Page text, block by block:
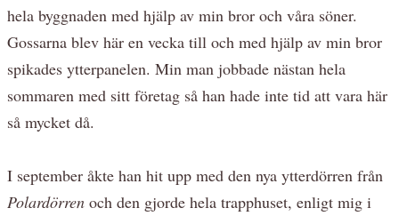
hela byggnaden med hjälp av min bror och våra söner.
Gossarna blev här en vecka till och med hjälp av min bror
spikades ytterpanelen. Min man jobbade nästan hela
sommaren med sitt företag så han hade inte tid att vara här
så mycket då.
I september åkte han hit upp med den nya ytterdörren från
Polardörren och den gjorde hela trapphuset, enligt mig i